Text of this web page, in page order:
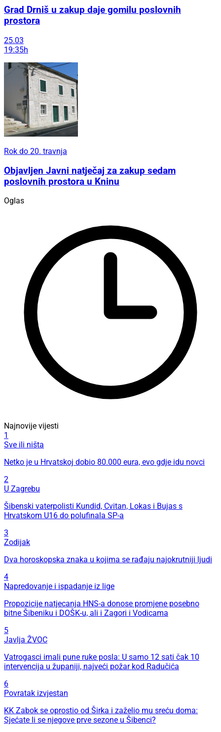
Grad Drniš u zakup daje gomilu poslovnih
prostora
25.03
19:35h
Rok do 20. travnja
Objavljen Javni natječaj za zakup sedam
poslovnih prostora u Kninu
Oglas
Najnovije vijesti
1
Sve ili ništa
Netko je u Hrvatskoj dobio 80.000 eura, evo gdje idu novci
2
U Zagrebu
Šibenski vaterpolisti Kundid, Cvitan, Lokas i Bujas s
Hrvatskom U16 do polufinala SP-a
3
Zodijak
Dva horoskopska znaka u kojima se rađaju najokrutniji ljudi
4
Napredovanje i ispadanje iz lige
Propozicije natjecanja HNS-a donose promjene posebno
bitne Šibeniku i DOŠK-u, ali i Zagori i Vodicama
5
Javlja ŽVOC
Vatrogasci imali pune ruke posla: U samo 12 sati čak 10
intervencija u županiji, najveći požar kod Radučića
6
Povratak izvjestan
KK Zabok se oprostio od Širka i zaželio mu sreću doma:
Sjećate li se njegove prve sezone u Šibenci?